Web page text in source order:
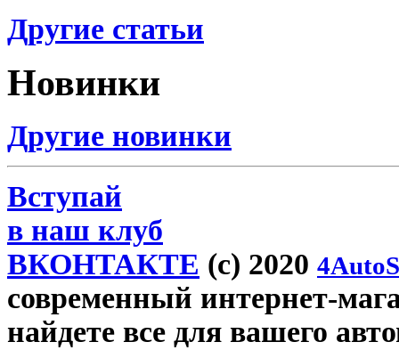
Другие статьи
Новинки
Другие новинки
Вступай
в наш клуб
ВКОНТАКТЕ (c) 2020
современный интернет-
найдете все для вашего